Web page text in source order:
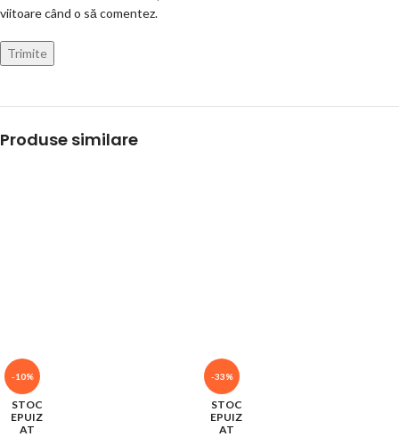
viitoare când o să comentez.
Produse similare
-10%
STOC
EPUIZ
AT
-33%
STOC
EPUIZ
AT